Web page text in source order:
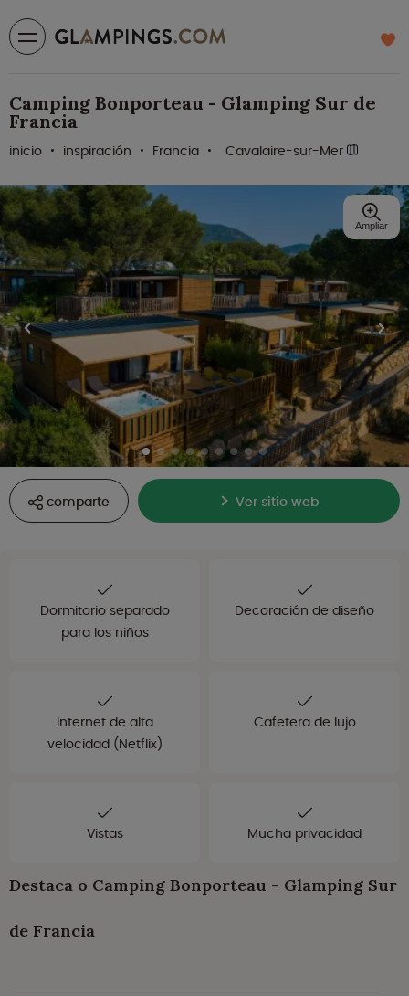
Camping Bonporteau - Glamping Sur de
Francia
inicio inspiración Francia Cavalaire-sur-Mer
comparte Ver sitio web
Ampliar
Dormitorio separado
para los niños
Decoración de diseño
Internet de alta
velocidad (Netflix)
Cafetera de lujo
Vistas Mucha privacidad
Destaca o Camping Bonporteau - Glamping Sur
de Francia